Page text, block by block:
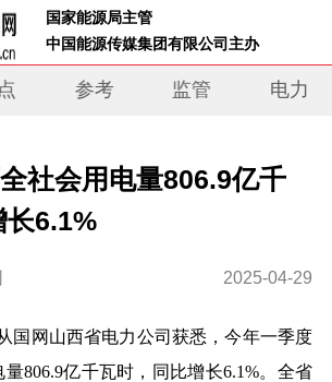
国家能源局主管
中国能源传媒集团有限公司主办
参考 监管 电力
社会用电量806.9亿千
长6.1%
2025-04-29
网山西省电力公司获悉，今年一季度
806.9亿千瓦时，同比增长6.1%。全省